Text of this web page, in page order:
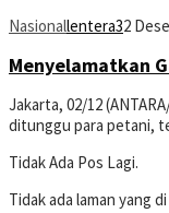
Nasionallentera32
Menyelamatkan
Jakarta, 02/12
ditunggu para petani,
Tidak Ada Pos Lagi.
Tidak ada laman yang